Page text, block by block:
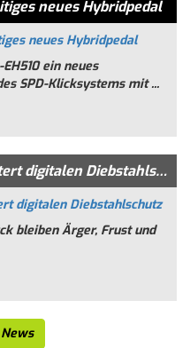
neues Hybridpedal
ein neues
SPD-Klicksystems mit ...
Bosch eBike Systems erweitert digitalen Diebstahlschutz
bleiben Ärger, Frust und